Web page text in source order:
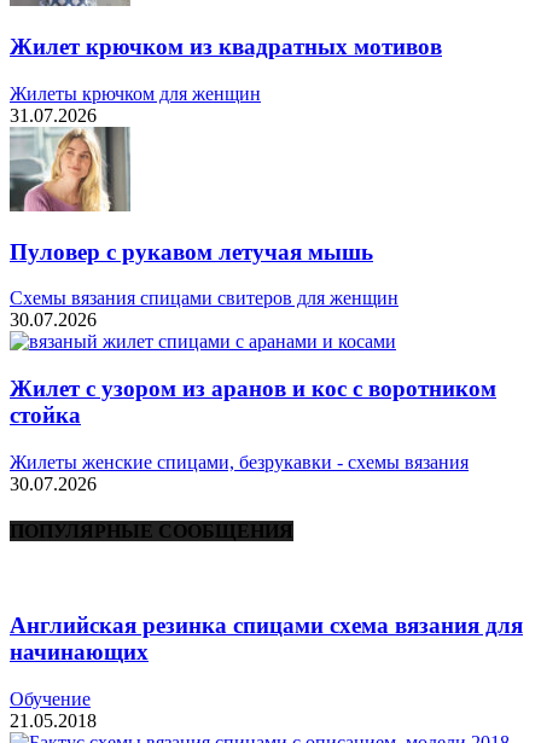
Жилет крючком из квадратных мотивов
Жилеты крючком для женщин
31.07.2026
Пуловер с рукавом летучая мышь
Схемы вязания спицами свитеров для женщин
30.07.2026
Жилет с узором из аранов и кос с воротником
стойка
Жилеты женские спицами, безрукавки - схемы вязания
30.07.2026
ПОПУЛЯРНЫЕ СООБЩЕНИЯ
Английская резинка спицами схема вязания для
начинающих
Обучение
21.05.2018